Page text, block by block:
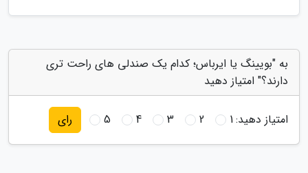
به "بویینگ یا ایرباس؛ کدام یک صندلی های راحت تری
دارند؟" امتیاز دهید
امتیاز دهید:1
2
3
4
5 رای